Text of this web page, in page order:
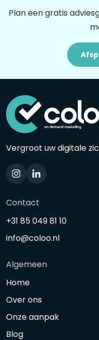
Plan een gratis
Vergroot uw digitale
Contact
+31 85 049 81 10
info@coloo.nl
Algemeen
Home
Over ons
Onze aanpak
Blog